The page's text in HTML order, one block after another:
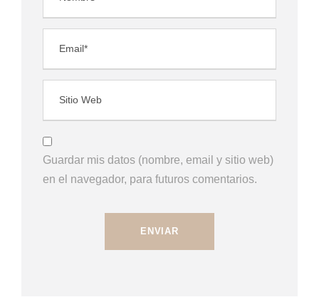
Guardar mis datos (nombre, email y sitio web)
en el navegador, para futuros comentarios.